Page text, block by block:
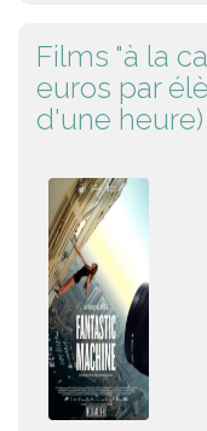
Films "à la
euros par
d'une heure)